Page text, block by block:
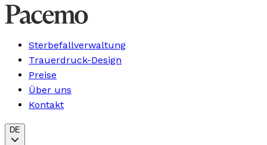
Sterbefallverwaltung
Trauerdruck-Design
Preise
Über uns
Kontakt
DE